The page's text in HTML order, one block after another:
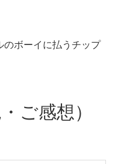
のボーイに払うチップ
ご感想）